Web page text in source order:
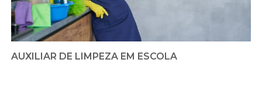
AUXILIAR DE LIMPEZA EM ESCOLA